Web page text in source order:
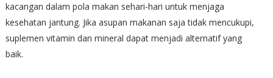
kacangan dalam pola makan sehari-hari untuk menjaga
kesehatan jantung. Jika asupan makanan saja tidak mencukupi,
suplemen vitamin dan mineral dapat menjadi alternatif yang
baik.